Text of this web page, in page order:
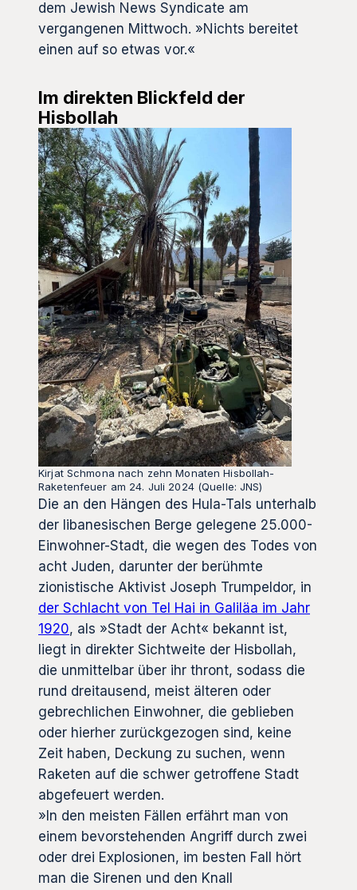
dem Jewish News Syndicate am
vergangenen Mittwoch. »Nichts bereitet
einen auf so etwas vor.«
Im direkten Blickfeld der
Hisbollah
Kirjat Schmona nach zehn Monaten Hisbollah-
Raketenfeuer am 24. Juli 2024 (Quelle: JNS)
Die an den Hängen des Hula-Tals unterhalb
der libanesischen Berge gelegene 25.000-
Einwohner-Stadt, die wegen des Todes von
acht Juden, darunter der berühmte
zionistische Aktivist Joseph Trumpeldor, in
der Schlacht von Tel Hai in Galiläa im Jahr
1920, als »Stadt der Acht« bekannt ist,
liegt in direkter Sichtweite der Hisbollah,
die unmittelbar über ihr thront, sodass die
rund dreitausend, meist älteren oder
gebrechlichen Einwohner, die geblieben
oder hierher zurückgezogen sind, keine
Zeit haben, Deckung zu suchen, wenn
Raketen auf die schwer getroffene Stadt
abgefeuert werden.
»In den meisten Fällen erfährt man von
einem bevorstehenden Angriff durch zwei
oder drei Explosionen, im besten Fall hört
man die Sirenen und den Knall